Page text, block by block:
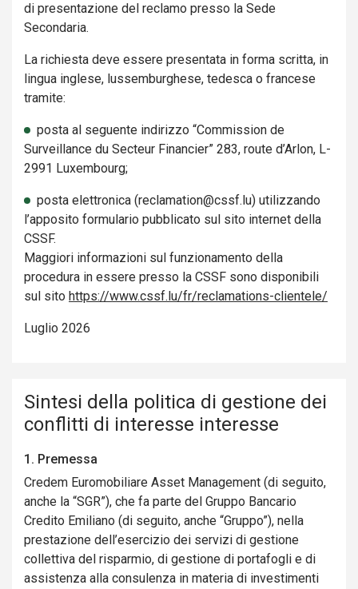
di presentazione del reclamo presso la Sede
Secondaria.
La richiesta deve essere presentata in forma scritta, in
lingua inglese, lussemburghese, tedesca o francese
tramite:
posta al seguente indirizzo “Commission de
Surveillance du Secteur Financier” 283, route d’Arlon, L-
2991 Luxembourg;
posta elettronica (reclamation@cssf.lu) utilizzando
l’apposito formulario pubblicato sul sito internet della
CSSF.
Maggiori informazioni sul funzionamento della
procedura in essere presso la CSSF sono disponibili
sul sito https://www.cssf.lu/fr/reclamations-clientele/
Luglio 2026
Sintesi della politica di gestione dei
conflitti di interesse interesse
1. Premessa
Credem Euromobiliare Asset Management (di seguito,
anche la “SGR”), che fa parte del Gruppo Bancario
Credito Emiliano (di seguito, anche “Gruppo”), nella
prestazione dell’esercizio dei servizi di gestione
collettiva del risparmio, di gestione di portafogli e di
assistenza alla consulenza in materia di investimenti